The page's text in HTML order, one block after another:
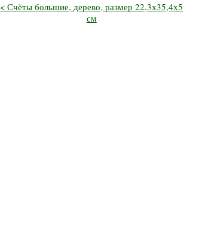
< Счёты большие, дерево, размер 22,3х35,4х5
см